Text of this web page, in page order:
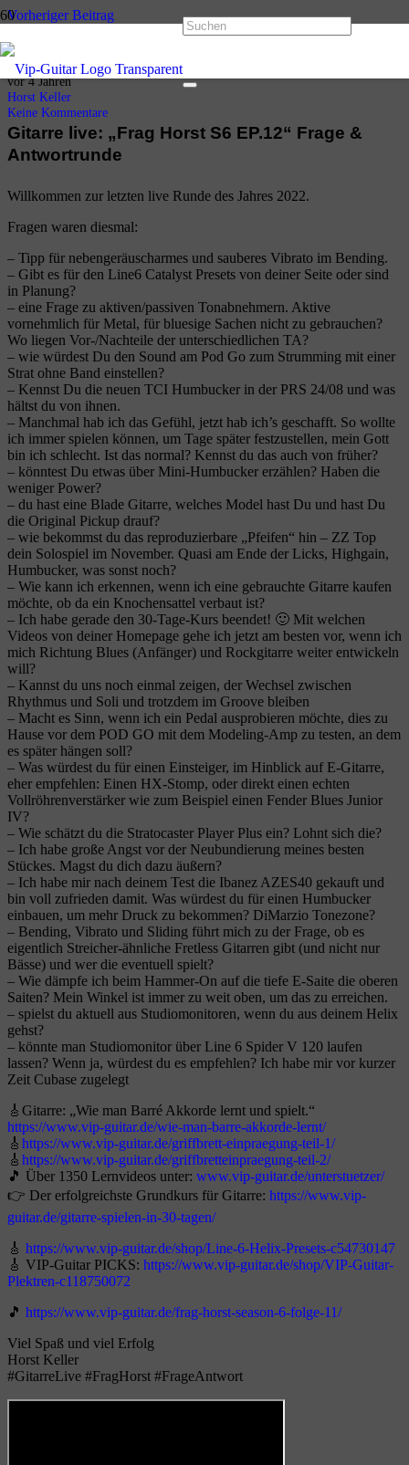
Vorheriger Beitrag
Gitarre live: Nikolausspecial 2022 mit Jenny, Friederike und
Thomas.
vor 4 Jahren
Horst Keller
Keine Kommentare
Gitarre live: „Frag Horst S6 EP.12“ Frage &
Antwortrunde
Willkommen zur letzten live Runde des Jahres 2022.
Fragen waren diesmal:
– Tipp für nebengeräuscharmes und sauberes Vibrato im Bending.
– Gibt es für den Line6 Catalyst Presets von deiner Seite oder sind
in Planung?
– eine Frage zu aktiven/passiven Tonabnehmern. Aktive
vornehmlich für Metal, für bluesige Sachen nicht zu gebrauchen?
Wo liegen Vor-/Nachteile der unterschiedlichen TA?
– wie würdest Du den Sound am Pod Go zum Strumming mit einer
Strat ohne Band einstellen?
– Kennst Du die neuen TCI Humbucker in der PRS 24/08 und was
hältst du von ihnen.
– Manchmal hab ich das Gefühl, jetzt hab ich’s geschafft. So wollte
ich immer spielen können, um Tage später festzustellen, mein Gott
bin ich schlecht. Ist das normal? Kennst du das auch von früher?
– könntest Du etwas über Mini-Humbucker erzählen? Haben die
weniger Power?
– du hast eine Blade Gitarre, welches Model hast Du und hast Du
die Original Pickup drauf?
– wie bekommst du das reproduzierbare „Pfeifen“ hin – ZZ Top
dein Solospiel im November. Quasi am Ende der Licks, Highgain,
Humbucker, was sonst noch?
– Wie kann ich erkennen, wenn ich eine gebrauchte Gitarre kaufen
möchte, ob da ein Knochensattel verbaut ist?
– Ich habe gerade den 30-Tage-Kurs beendet! 🙂 Mit welchen
Videos von deiner Homepage gehe ich jetzt am besten vor, wenn ich
mich Richtung Blues (Anfänger) und Rockgitarre weiter entwickeln
will?
– Kannst du uns noch einmal zeigen, der Wechsel zwischen
Rhythmus und Soli und trotzdem im Groove bleiben
– Macht es Sinn, wenn ich ein Pedal ausprobieren möchte, dies zu
Hause vor dem POD GO mit dem Modeling-Amp zu testen, an dem
es später hängen soll?
– Was würdest du für einen Einsteiger, im Hinblick auf E-Gitarre,
eher empfehlen: Einen HX-Stomp, oder direkt einen echten
Vollröhrenverstärker wie zum Beispiel einen Fender Blues Junior
IV?
– Wie schätzt du die Stratocaster Player Plus ein? Lohnt sich die?
– Ich habe große Angst vor der Neubundierung meines besten
Stückes. Magst du dich dazu äußern?
– Ich habe mir nach deinem Test die Ibanez AZES40 gekauft und
bin voll zufrieden damit. Was würdest du für einen Humbucker
einbauen, um mehr Druck zu bekommen? DiMarzio Tonezone?
– Bending, Vibrato und Sliding führt mich zu der Frage, ob es
eigentlich Streicher-ähnliche Fretless Gitarren gibt (und nicht nur
Bässe) und wer die eventuell spielt?
– Wie dämpfe ich beim Hammer-On auf die tiefe E-Saite die oberen
Saiten? Mein Winkel ist immer zu weit oben, um das zu erreichen.
– spielst du aktuell aus Studiomonitoren, wenn du aus deinem Helix
gehst?
– könnte man Studiomonitor über Line 6 Spider V 120 laufen
lassen? Wenn ja, würdest du es empfehlen? Ich habe mir vor kurzer
Zeit Cubase zugelegt
🎸Gitarre: „Wie man Barré Akkorde lernt und spielt.“
https://www.vip-guitar.de/wie-man-barre-akkorde-lernt/
🎸 https://www.vip-guitar.de/griffbrett-einpraegung-teil-1/
🎸 https://www.vip-guitar.de/griffbretteinpraegung-teil-2/
🎵 Über 1350 Lernvideos unter: www.vip-guitar.de/unterstuetzer/
👉 Der erfolgreichste Grundkurs für Gitarre: https://www.vip-
guitar.de/gitarre-spielen-in-30-tagen/
🎸 https://www.vip-guitar.de/shop/Line-6-Helix-Presets-c54730147
🎸 VIP-Guitar PICKS: https://www.vip-guitar.de/shop/VIP-Guitar-
Plektren-c118750072
🎵 https://www.vip-guitar.de/frag-horst-season-6-folge-11/
Viel Spaß und viel Erfolg
Horst Keller
#GitarreLive #FragHorst #FrageAntwort